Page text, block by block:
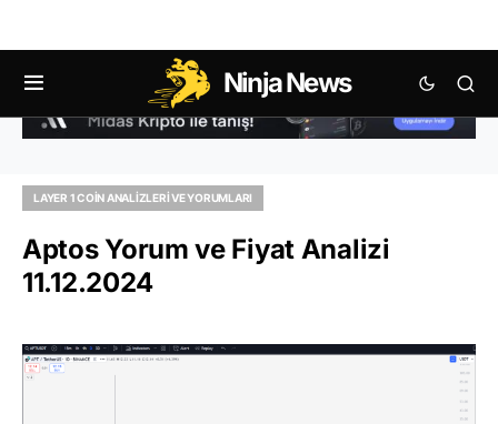
Ninja News
LAYER 1 COIN ANALIZLERI VE YORUMLARI
Aptos Yorum ve Fiyat Analizi
11.12.2024